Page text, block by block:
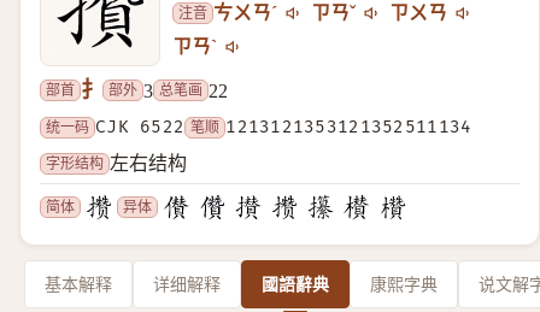
注音 ㄘㄨㄢˊ ㄗㄢˇ
ㄗㄨㄢ
ㄗㄢˋ
部首 扌 部外 3 总笔画 22
统一码 CJK 6522 笔顺 1213121353121352511134
字形结构 左右结构
简体 异体
基本解释 详细解释 國語辭典 康熙字典 说文解